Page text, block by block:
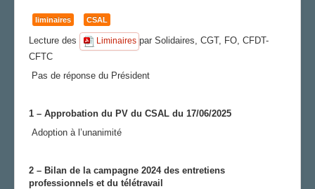
liminaires CSAL
Lecture des Liminaires par Solidaires, CGT, FO, CFDT-
CFTC
Pas de réponse du Président
1 – Approbation du PV du CSAL du 17/06/2025
Adoption à l’unanimité
2 – Bilan de la campagne 2024 des entretiens
professionnels et du télétravail